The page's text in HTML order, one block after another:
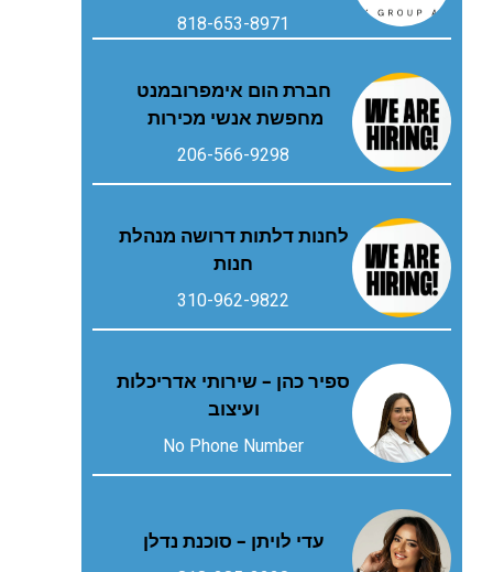
818-653-8971
חברת הום אימפרובמנט
מחפשת אנשי מכירות
206-566-9298
לחנות דלתות דרושה מנהלת
חנות
310-962-9822
ספיר כהן – שירותי אדריכלות
ועיצוב
No Phone Number
עדי לויתן – סוכנת נדלן